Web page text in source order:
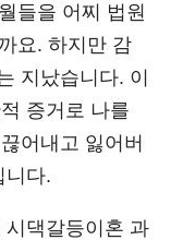
들을 어찌 법원
요. 하지만 감
지났습니다. 이
증거로 나를
어내고 잃어버
니다.
시댁갈등이혼 과